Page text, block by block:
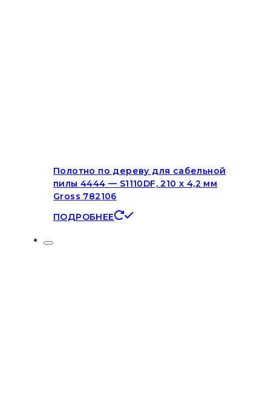
Полотно по дереву для сабельной
пилы 4444 — S1110DF, 210 x 4,2 мм
Gross 782106
ПОДРОБНЕЕ